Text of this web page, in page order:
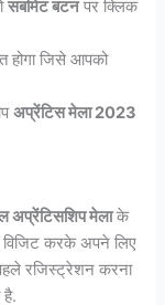
सबमिट बटनपर क्लिक
होगा जिसे आपको
अप्रेंटिस मेला 2023
अप्रेंटिसशिप मेलाके
विजिट करके अपने लिए
रजिस्ट्रेशन करना
है.